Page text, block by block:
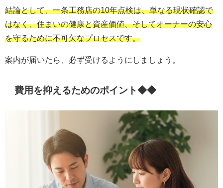
結論として、一条工務店の10年点検は、単なる現状確認で
はなく、住まいの健康と資産価値、そしてオーナーの安心
を守るために不可欠なプロセスです。
案内が届いたら、必ず受けるようにしましょう。
費用を抑えるためのポイント◆◆